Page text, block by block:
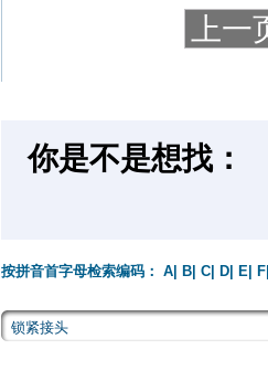
上一
你是不是想找：
按拼音首字母检索编码： A B C D E F